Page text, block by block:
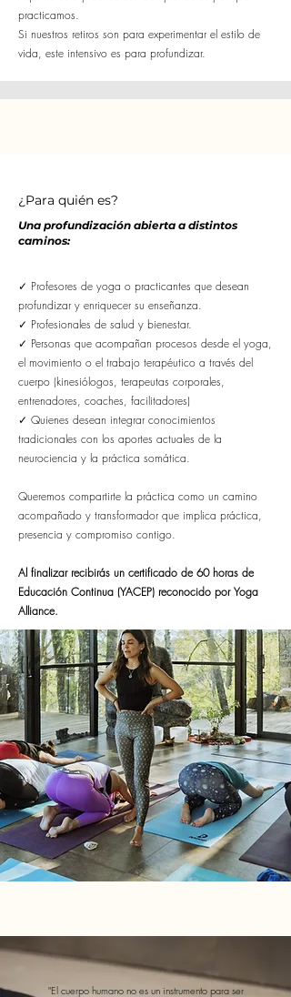
practicamos.
Si nuestros retiros son para experimentar el estilo de
vida, este intensivo es para profundizar.
¿Para quién es?
Una profundización abierta a distintos
caminos:
✓ Profesores de yoga o practicantes que desean
profundizar y enriquecer su enseñanza.
✓ Profesionales de salud y bienestar.
✓ Personas que acompañan procesos desde el yoga,
el movimiento o el trabajo terapéutico a través del
cuerpo (kinesiólogos, terapeutas corporales,
entrenadores, coaches, facilitadores)
✓ Quienes desean integrar conocimientos
tradicionales con los aportes actuales de la
neurociencia y la práctica somática.
Queremos compartirte la práctica como un camino
acompañado y transformador que implica práctica,
presencia y compromiso contigo.
Al finalizar recibirás un certificado de 60 horas de
Educación Continua (YACEP) reconocido por Yoga
Alliance.
"El cuerpo humano no es un instrumento para ser